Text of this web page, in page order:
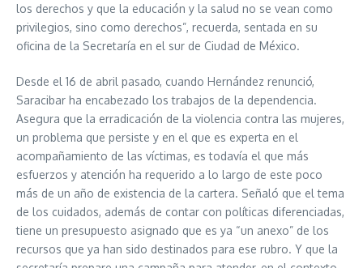
los derechos y que la educación y la salud no se vean como
privilegios, sino como derechos”, recuerda, sentada en su
oficina de la Secretaría en el sur de Ciudad de México.
Desde el 16 de abril pasado, cuando Hernández renunció,
Saracibar ha encabezado los trabajos de la dependencia.
Asegura que la erradicación de la violencia contra las mujeres,
un problema que persiste y en el que es experta en el
acompañamiento de las víctimas, es todavía el que más
esfuerzos y atención ha requerido a lo largo de este poco
más de un año de existencia de la cartera. Señaló que el tema
de los cuidados, además de contar con políticas diferenciadas,
tiene un presupuesto asignado que es ya “un anexo” de los
recursos que ya han sido destinados para ese rubro. Y que la